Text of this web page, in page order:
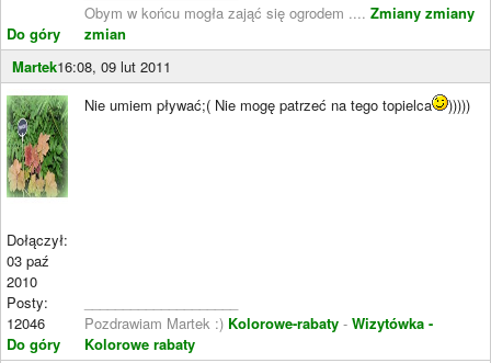
Do góry
Obym w końcu mogła zająć się ogrodem .... Zmiany zmiany
zmian
Martek16:08, 09 lut 2011
Dołączył:
03 paź
2010
Posty:
12046
Do góry
Nie umiem pływać;( Nie mogę patrzeć na tego topielca )))))
Pozdrawiam Martek :) Kolorowe-rabaty - Wizytówka -
Kolorowe rabaty